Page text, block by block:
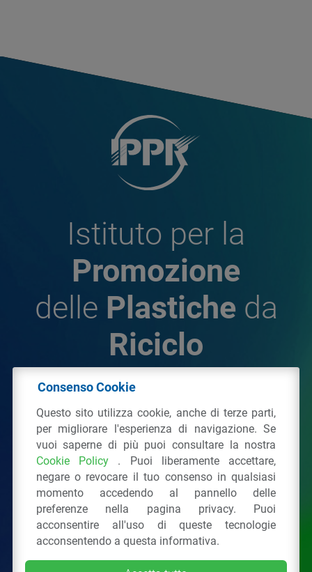
Istituto per la
Promozione
delle Plastiche da
Riciclo
Plastiche da Riciclo
C.F. 97381090154
Via San Vittore 36 20123Milano (MI)
Tel.: 02 43928225.
Tutti i diritti riservati Privacy Policy &Cookie
Consenso Cookie
Questo sito utilizza cookie, anche di terze parti,
per migliorare l'esperienza di navigazione. Se
vuoi saperne di più puoi consultare la nostra
Cookie Policy . Puoi liberamente accettare,
negare o revocare il tuo consenso in qualsiasi
momento accedendo al pannello delle
preferenze nella pagina privacy. Puoi
acconsentire all'uso di queste tecnologie
acconsentendo a questa informativa.